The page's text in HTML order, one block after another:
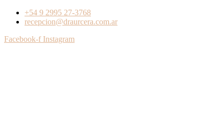
+54 9 2995 27-3768
recepcion@draurcera.com.ar
Facebook-f Instagram